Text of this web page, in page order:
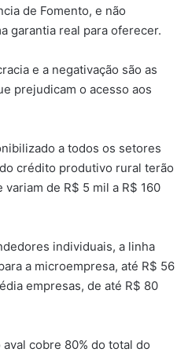
de Fomento, e não
garantia real para oferecer.
e a negativação são as
prejudicam o acesso aos
a todos os setores
crédito produtivo rural terão
de R$ 5 mil a R$ 160
individuais, a linha
a microempresa, até R$ 56
empresas, de até R$ 80
cobre 80% do total do